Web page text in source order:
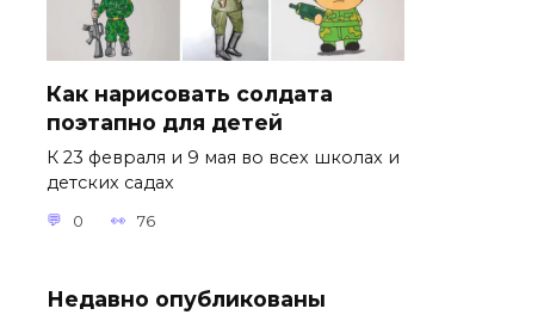
Как нарисовать солдата
поэтапно для детей
К 23 февраля и 9 мая во всех школах и
детских садах
0 76
Недавно опубликованы